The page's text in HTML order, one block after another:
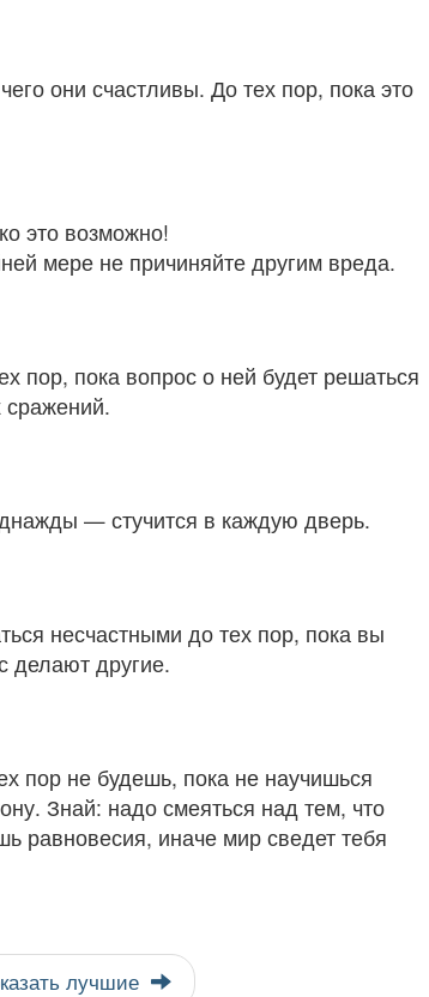
они счастливы. До тех пор, пока это
это возможно!
мере не причиняйте другим вреда.
пор, пока вопрос о ней будет решаться
сражений.
— стучится в каждую дверь.
несчастными до тех пор, пока вы
делают другие.
пор не будешь, пока не научишься
Знай: надо смеяться над тем, что
равновесия, иначе мир сведет тебя
лучшие